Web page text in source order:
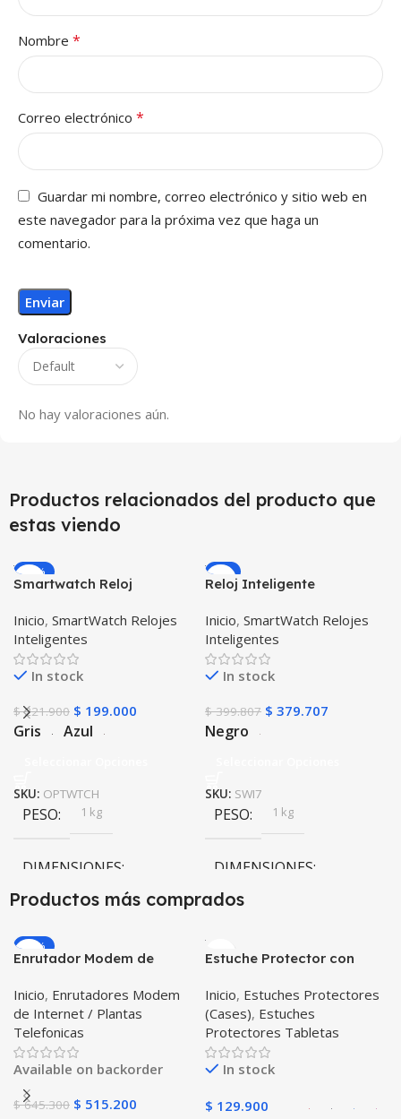
Valoraciones
No hay valoraciones aún.
Nombre *
Correo electrónico *
Guardar mi nombre, correo electrónico y sitio web en
este navegador para la próxima vez que haga un
comentario.
Productos relacionados del producto que
estas viendo
-10%
Smartwatch Reloj
WATCH™ (KW37 PRO) Mide
Temperatura Presión
Arterial y Ritmo Cardíaco
Inicio, SmartWatch Relojes
Inteligentes
In stock
$221.900 $ 199.000
Gris Azul
SKU: OPTWTCH
PESO 1 kg
DIMENSIONES
COLOR
Gris,Negro , Azul ,Rosa
-5%
Reloj Inteligente
Incluye Pulso y Estuche
protector – GPS
Inicio, SmartWatch Relojes
Inteligentes
In stock
$399.807 $ 379.707
Negro
SKU: SWI7
PESO 1 kg
DIMENSIONES
COLOR Negro ,Rosa
PULSO ADICIONAL
Goma , Metalizado
Productos más comprados
-20%
Enrutador Modem de
Libre Todo Operador 4G
LTE SIMCARD
Inicio, Enrutadores Modem
de Internet / Plantas
Telefonicas
Available on backorder
$645.300 $ 515.200
Estuche Protector con
Tablet Samsung Galaxy
Tab A8 10.5 2021 – 2022
SM-x200 SM-x205 Anti
golpes con soporte
Inicio, Estuches Protectores
(Cases), Estuches
Protectores Tabletas
In stock
$ 129.900